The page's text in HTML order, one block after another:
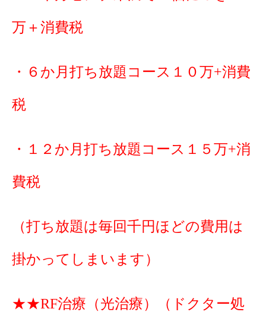
万＋消費税
・６か月打ち放題コース１０万+消費
税
・１２か月打ち放題コース１５万+消
費税
（打ち放題は毎回千円ほどの費用は
掛かってしまいます）
★★RF治療（光治療）（ドクター処